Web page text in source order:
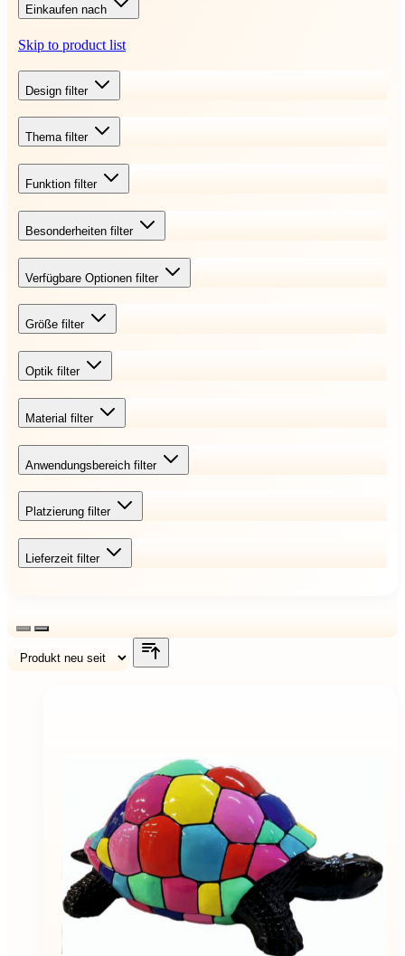
Einkaufen nach
Skip to product list
Design filter
Thema filter
Funktion filter
Besonderheiten filter
Verfügbare Optionen filter
Größe filter
Optik filter
Material filter
Anwendungsbereich filter
Platzierung filter
Lieferzeit filter